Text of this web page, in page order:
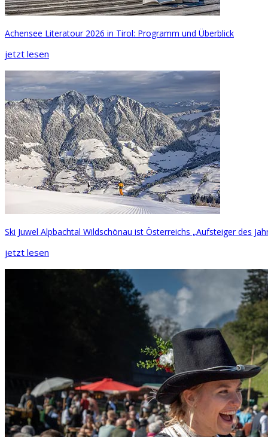
Achensee Literatour 2026 in Tirol: Programm und Überblick
jetzt lesen
Ski Juwel Alpbachtal Wildschönau ist Österreichs „Aufsteiger des
jetzt lesen